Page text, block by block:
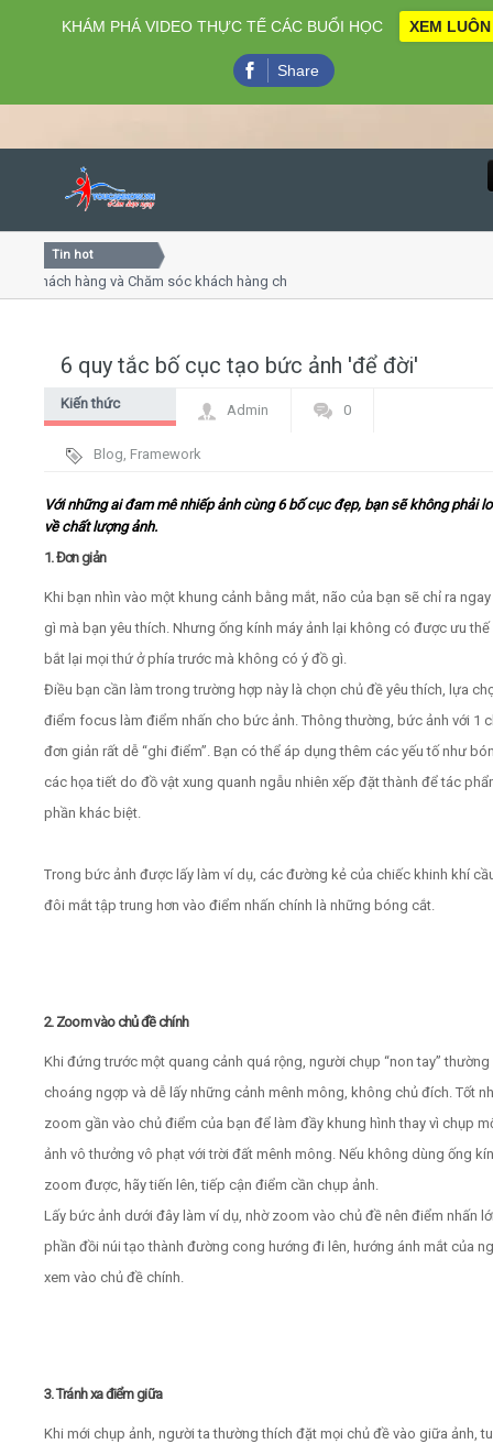
Close
Home
Giới thiệu
Kiến thức
Liên hệ - Đăng ký
Tìm kiếm
Tin hot
hàng và Chăm sóc khách hàng chuyên nghiệp
6 quy tắc bố cục tạo bức ảnh 'để đời'
Kiến thức
Admin 0
Blog, Framework
Với những ai đam mê nhiếp ảnh cùng 6 bố cục đẹp, bạn sẽ không phải
về chất lượng ảnh.
1. Đơn giản
Khi bạn nhìn vào một khung cảnh bằng mắt, não của bạn sẽ chỉ ra
gì mà bạn yêu thích. Nhưng ống kính máy ảnh lại không có được ưu thế
bắt lại mọi thứ ở phía trước mà không có ý đồ gì.
Điều bạn cần làm trong trường hợp này là chọn chủ đề yêu thích, lựa
điểm focus làm điểm nhấn cho bức ảnh. Thông thường, bức ảnh với 1
đơn giản rất dễ “ghi điểm”. Bạn có thể áp dụng thêm các yếu tố như
các họa tiết do đồ vật xung quanh ngẫu nhiên xếp đặt thành để tác
phần khác biệt.
Trong bức ảnh được lấy làm ví dụ, các đường kẻ của chiếc khinh khí
đôi mắt tập trung hơn vào điểm nhấn chính là những bóng cắt.
2. Zoom vào chủ đề chính
Khi đứng trước một quang cảnh quá rộng, người chụp “non tay” thường
choáng ngợp và dễ lấy những cảnh mênh mông, không chủ đích. Tốt
zoom gần vào chủ điểm của bạn để làm đầy khung hình thay vì chụp
ảnh vô thưởng vô phạt với trời đất mênh mông. Nếu không dùng ống
zoom được, hãy tiến lên, tiếp cận điểm cần chụp ảnh.
Lấy bức ảnh dưới đây làm ví dụ, nhờ zoom vào chủ đề nên điểm nhấn
phần đồi núi tạo thành đường cong hướng đi lên, hướng ánh mắt của
xem vào chủ đề chính.
3. Tránh xa điểm giữa
Khi mới chụp ảnh, người ta thường thích đặt mọi chủ đề vào giữa ảnh,
KHÁM PHÁ VIDEO THỰC TẾ CÁC BUỔI HỌC XEM LUÔN
Share